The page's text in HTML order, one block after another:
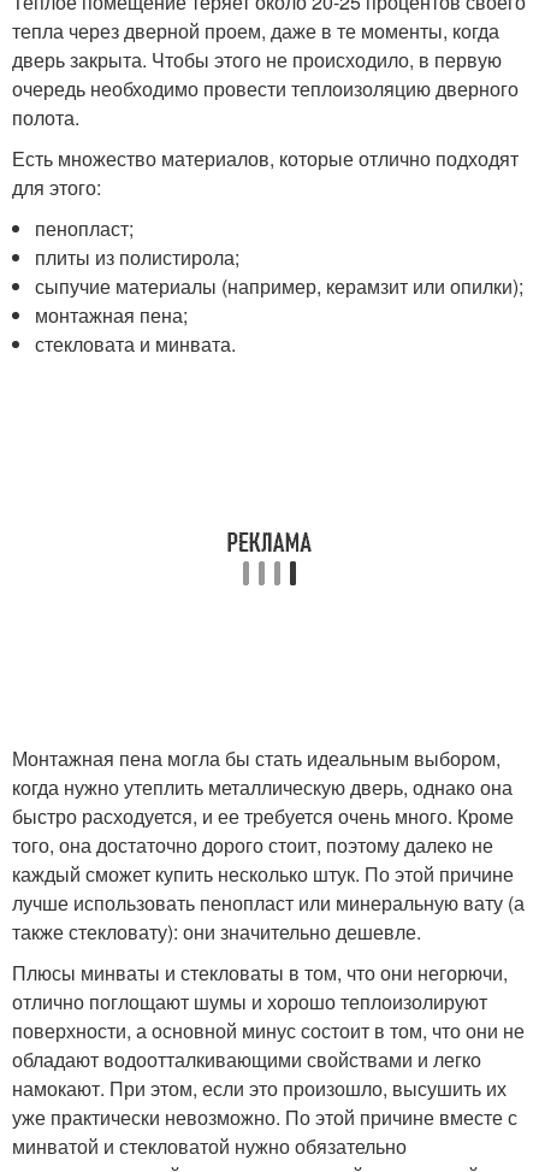
тепла через дверной проем, даже в те моменты, когда
дверь закрыта. Чтобы этого не происходило, в первую
очередь необходимо провести теплоизоляцию дверного
полота.
Есть множество материалов, которые отлично подходят
для этого:
пенопласт;
плиты из полистирола;
сыпучие материалы (например, керамзит или опилки);
монтажная пена;
стекловата и минвата.
Монтажная пена могла бы стать идеальным выбором,
когда нужно утеплить металлическую дверь, однако она
быстро расходуется, и ее требуется очень много. Кроме
того, она достаточно дорого стоит, поэтому далеко не
каждый сможет купить несколько штук. По этой причине
лучше использовать пенопласт или минеральную вату (а
также стекловату): они значительно дешевле.
Плюсы минваты и стекловаты в том, что они негорючи,
отлично поглощают шумы и хорошо теплоизолируют
поверхности, а основной минус состоит в том, что они не
обладают водоотталкивающими свойствами и легко
намокают. При этом, если это произошло, высушить их
уже практически невозможно. По этой причине вместе с
минватой и стекловатой нужно обязательно